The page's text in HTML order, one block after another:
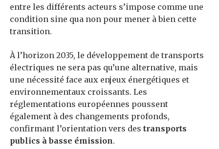
entre les différents acteurs s’impose comme une
condition sine qua non pour mener à bien cette
transition.
À l’horizon 2035, le développement de transports
électriques ne sera pas qu’une alternative, mais
une nécessité face aux enjeux énergétiques et
environnementaux croissants. Les
réglementations européennes poussent
également à des changements profonds,
confirmant l’orientation vers des transports
publics à basse émission.